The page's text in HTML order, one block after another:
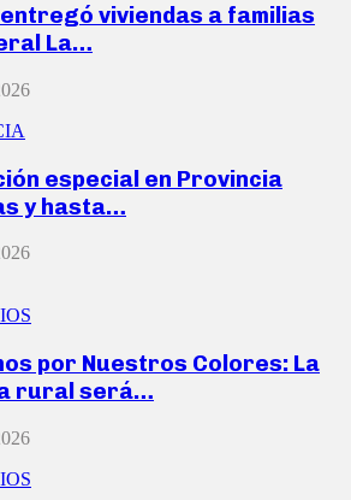
viviendas a familias
La…
especial en Provincia
y hasta…
por Nuestros Colores: La
rural será…